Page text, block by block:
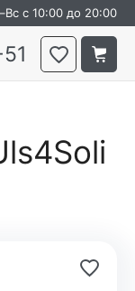
с 10:00 до 20:00